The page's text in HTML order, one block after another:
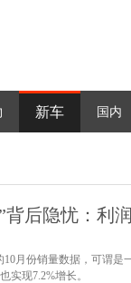
新车 国内
背后隐忧：利
月份销量数据，可谓是
实现7.2%增长。